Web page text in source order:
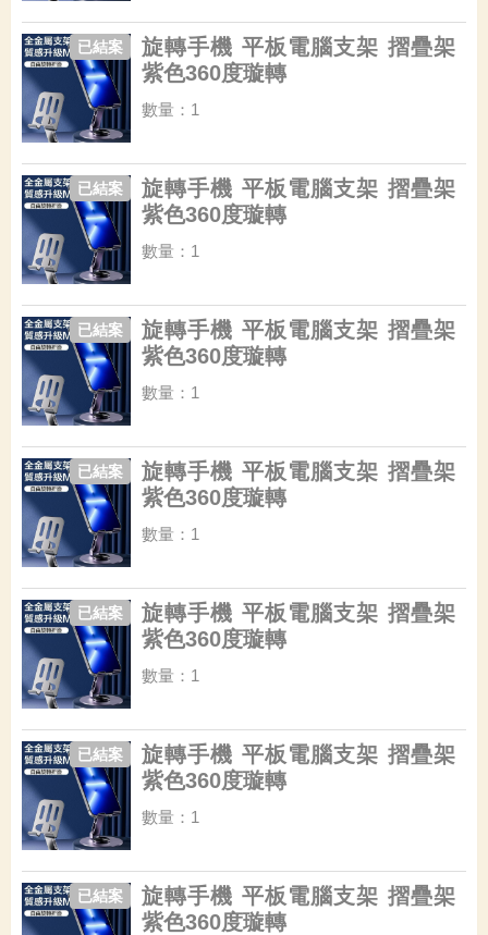
旋轉手機 平板電腦支架 摺疊架
紫色360度璇轉
已結案
數量：1
旋轉手機 平板電腦支架 摺疊架
紫色360度璇轉
已結案
數量：1
旋轉手機 平板電腦支架 摺疊架
紫色360度璇轉
已結案
數量：1
旋轉手機 平板電腦支架 摺疊架
紫色360度璇轉
已結案
數量：1
旋轉手機 平板電腦支架 摺疊架
紫色360度璇轉
已結案
數量：1
旋轉手機 平板電腦支架 摺疊架
紫色360度璇轉
已結案
數量：1
旋轉手機 平板電腦支架 摺疊架
紫色360度璇轉
已結案